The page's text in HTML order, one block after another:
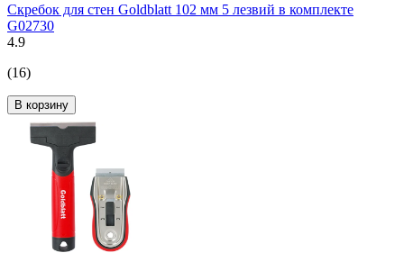
Скребок для стен Goldblatt 102 мм 5 лезвий в комплекте
G02730
4.9
(16)
В корзину